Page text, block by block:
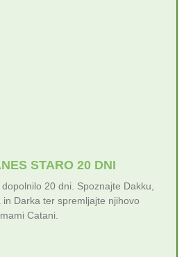
STARO 20 DNI
20 dni. Spoznajte Dakku,
in Darka ter spremljajte njihovo
Catani.